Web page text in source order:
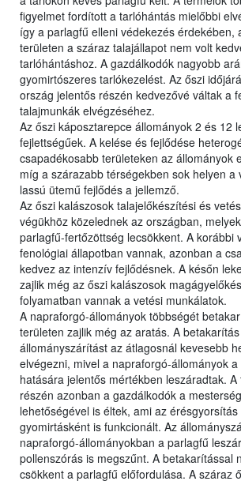
figyelmet fordított a tarlóhántás mielőbbi
így a parlagfű elleni védekezés érdekében,
területen a száraz talajállapot nem volt
tarlóhántáshoz. A gazdálkodók nagyobb
gyomirtószeres tarlókezelést. Az őszi
ország jelentős részén kedvezővé váltak a
talajmunkák elvégzéséhez.
Az őszi káposztarepce állományok 2 és 12
fejlettségűek. A kelése és fejlődése
csapadékosabb területeken az állományok
míg a szárazabb térségekben sok helyen a
lassú ütemű fejlődés a jellemző.
Az őszi kalászosok talajelőkészítési és
végükhöz közelednek az országban,
parlagfű-fertőzöttség lecsökkent. A korábbi
fenológiai állapotban vannak, azonban a
kedvez az intenzív fejlődésnek. A későn
zajlik még az őszi kalászosok
folyamatban vannak a vetési munkálatok.
A napraforgó-állományok többségét
területen zajlik még az aratás. A
állományszárítást az átlagosnál kevesebb
elvégezni, mivel a napraforgó-állományok
hatására jelentős mértékben leszáradtak.
részén azonban a gazdálkodók a
lehetőségével is éltek, ami az
gyomirtásként is funkcionált. Az
napraforgó-állományokban a parlagfű
pollenszórás is megszűnt. A betakarítással
csökkent a parlagfű előfordulása. A száraz